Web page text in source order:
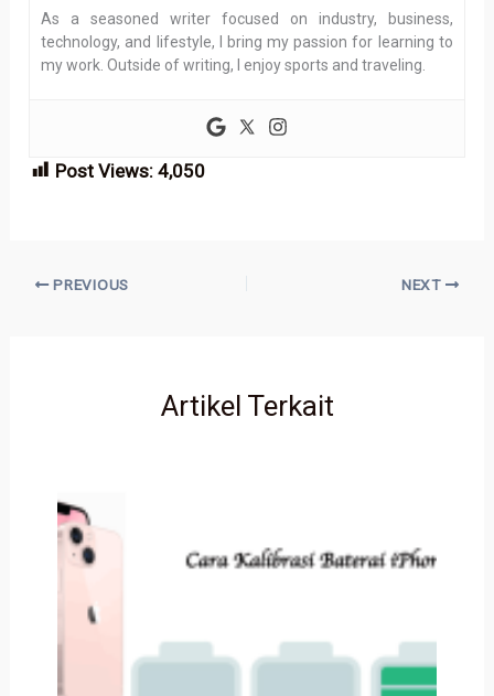
As a seasoned writer focused on industry, business,
technology, and lifestyle, I bring my passion for learning to
my work. Outside of writing, I enjoy sports and traveling.
Post Views: 4,050
PREVIOUS NEXT
Artikel Terkait